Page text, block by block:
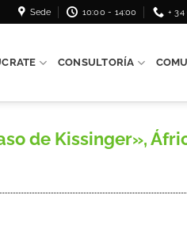
Sede 10:00 - 14:00 +
CONSULTORÍA
de Kissinger»,